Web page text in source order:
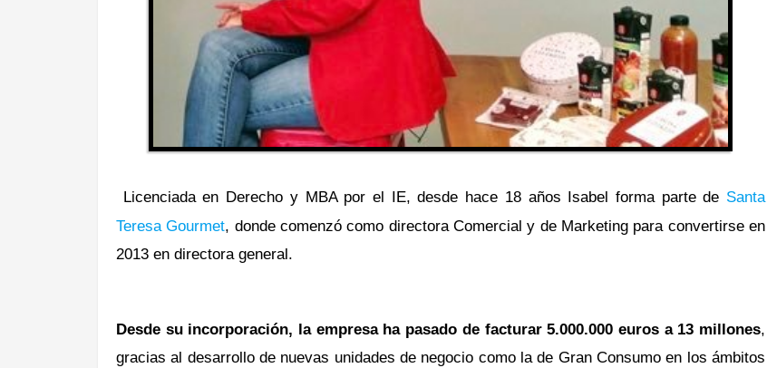
Licenciada en Derecho y MBA por el IE, desde hace 18 años Isabel forma parte de Santa
TeresaGourmet, donde comenzó como directora Comercial y de Marketing para convertirse en
2013 en directora general.
Desde su incorporación, la empresa ha pasado de facturar 5.000.000 euros a 13 millones,
gracias al desarrollo de nuevas unidades de negocio como la de Gran Consumo en los ámbitos